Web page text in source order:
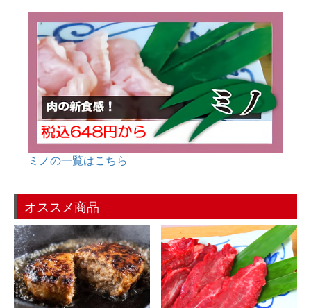
ミノの一覧はこちら
オススメ商品